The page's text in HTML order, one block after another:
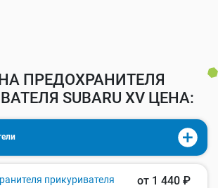
ПРЕДОХРАНИТЕЛЯ
SUBARU XV ЦЕНА:
прикуривателя от 1 440 ₽